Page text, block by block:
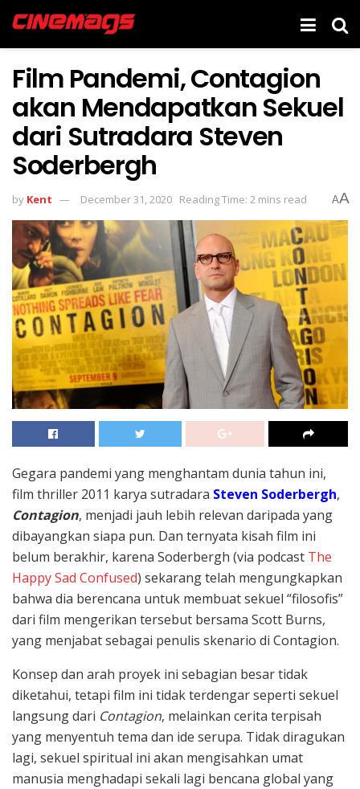
Film Pandemi, Contagion
akan Mendapatkan Sekuel
dari Sutradara Steven
Soderbergh
by Kent December 31, 2020 Reading Time: 2 mins read AA
Gegara pandemi yang menghantam dunia tahun ini,
film thriller 2011 karya sutradara Steven Soderbergh,
Contagion, menjadi jauh lebih relevan daripada yang
dibayangkan siapa pun. Dan ternyata kisah film ini
belum berakhir, karena Soderbergh (via podcast The
Happy Sad Confused) sekarang telah mengungkapkan
bahwa dia berencana untuk membuat sekuel “filosofis”
dari film mengerikan tersebut bersama Scott Burns,
yang menjabat sebagai penulis skenario di Contagion.
Konsep dan arah proyek ini sebagian besar tidak
diketahui, tetapi film ini tidak terdengar seperti sekuel
langsung dari Contagion, melainkan cerita terpisah
yang menyentuh tema dan ide serupa. Tidak diragukan
lagi, sekuel spiritual ini akan mengisahkan umat
manusia menghadapi sekali lagi bencana global yang